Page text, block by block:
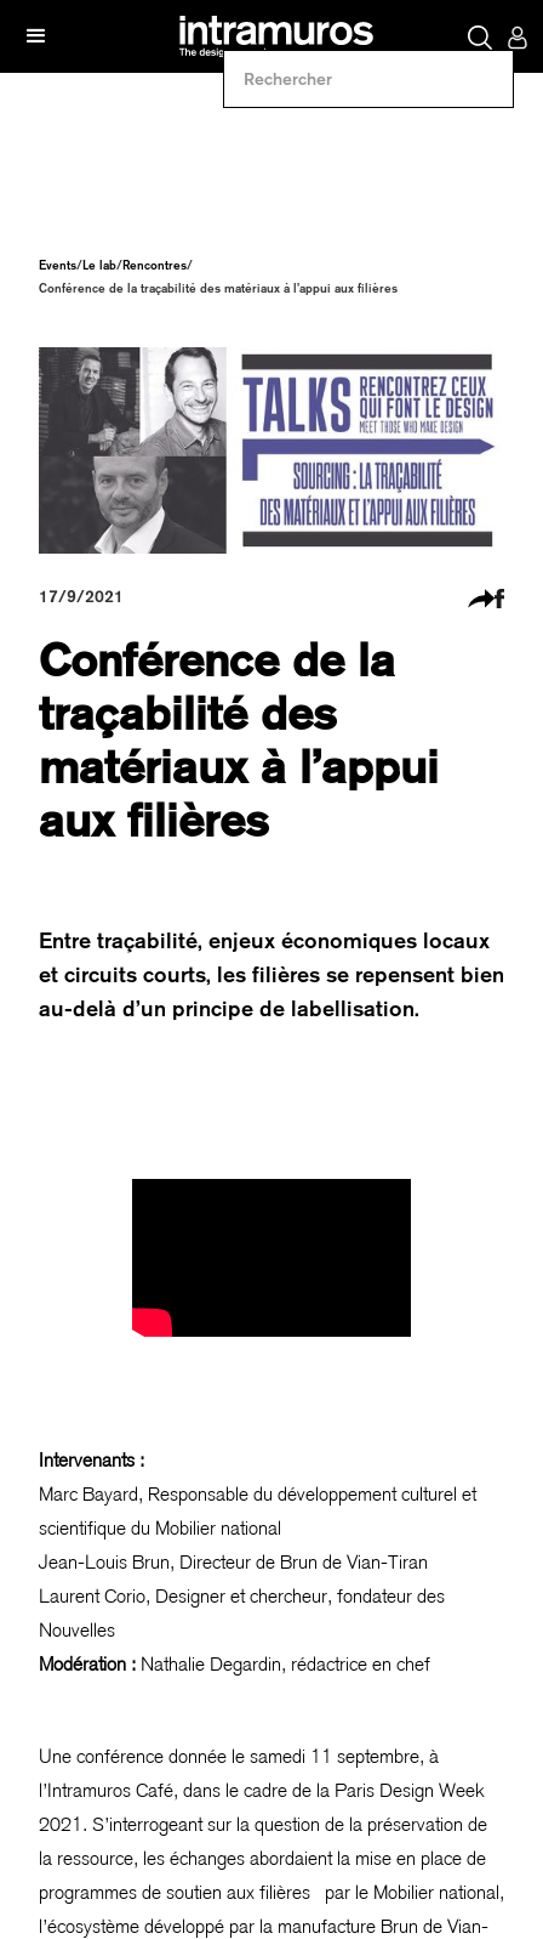
Events/Le lab/Rencontres/
Conférence de la traçabilité des matériaux à l’appui aux filières
17/9/2021
Conférence de la
traçabilité des
matériaux à l’appui
aux filières
Entre traçabilité, enjeux économiques locaux
et circuits courts, les filières se repensent bien
au-delà d’un principe de labellisation.
Intervenants :
Marc Bayard, Responsable du développement culturel et
scientifique du Mobilier national
Jean-Louis Brun, Directeur de Brun de Vian-Tiran
Laurent Corio, Designer et chercheur, fondateur des
Nouvelles
Modération : Nathalie Degardin, rédactrice en chef
Une conférence donnée le samedi 11 septembre, à
l’Intramuros Café, dans le cadre de la Paris Design Week
2021. S’interrogeant sur la question de la préservation de
la ressource, les échanges abordaient la mise en place de
programmes de soutien aux filières par le Mobilier national,
l’écosystème développé par la manufacture Brun de Vian-